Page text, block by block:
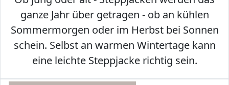
ganze Jahr über getragen - ob an kühlen
Sommermorgen oder im Herbst bei Sonnen
schein. Selbst an warmen Wintertage kann
eine leichte Steppjacke richtig sein.